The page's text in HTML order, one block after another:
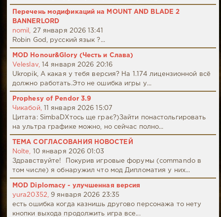
Перечень модификаций на MOUNT AND BLADE 2
BANNERLORD
nomil,
27 января 2026 13:41
Robin God, русский язык ?...
MOD Honour&Glory (Честь и Слава)
Veleslav,
14 января 2026 20:16
Ukropik, А какая у тебя версия? На 1.174 лицензионной всё
должно работать.Это не ошибка игры у...
Prophesy of Pendor 3.9
Чикабой,
11 января 2026 15:07
Цитата: SimbaDХтось ще грає?)Зайти понастольгировать
на ультра графике можно, но сейчас полно...
ТЕМА СОГЛАСОВАНИЯ НОВОСТЕЙ
Nolte,
10 января 2026 01:03
Здравствуйте! Покурив игровые форумы (commando в
том числе) я обнаружил что мод Дипломатия у них...
MOD Diplomacy - улучшенная версия
yura20352,
9 января 2026 23:35
есть ошибка когда казнишь другово персонажа то нету
кнопки выхода продолжить игра все...